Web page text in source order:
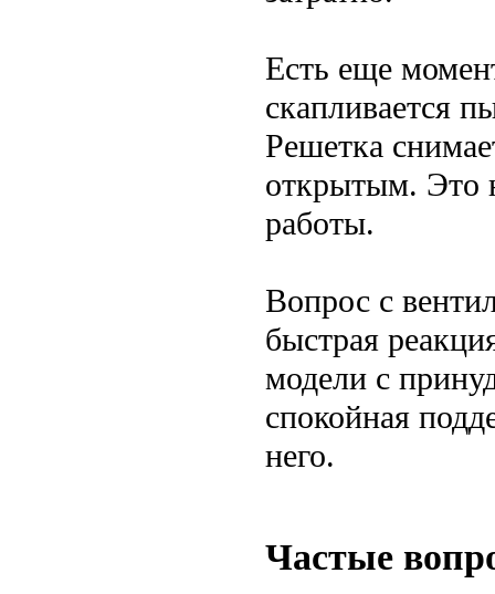
Есть еще
скапливается
Решетка
открытым. Это
работы.
Вопрос с
быстрая
модели с
спокойная
него.
Частые